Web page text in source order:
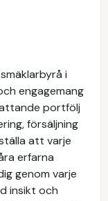
i
engagemang
portfölj
försäljning
att varje
erfarna
genom varje
insikt och